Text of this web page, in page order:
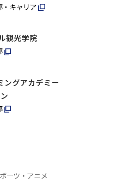
キャリア
観光学院
ングアカデミー
ーツ・アニメ